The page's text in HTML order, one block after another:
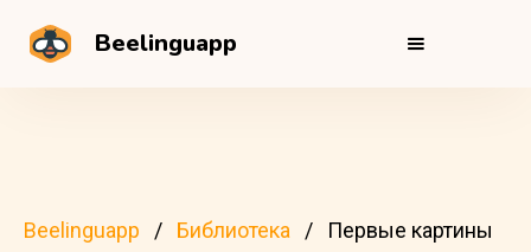
Beelinguapp
Beelinguapp Библиотека
Первые картины